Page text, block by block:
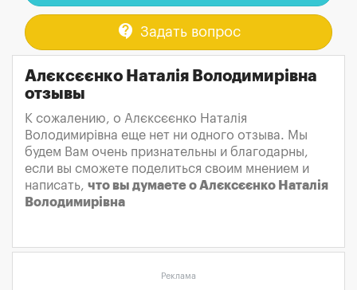
contact_support Задать вопрос
Алєксєєнко Наталія Володимирівна
отзывы
К сожалению, о Алєксєєнко Наталія
Володимирівна еще нет ни одного отзыва. Мы
будем Вам очень признательны и благодарны,
если вы сможете поделиться своим мнением и
написать, что вы думаете о Алєксєєнко Наталія
Володимирівна
Реклама